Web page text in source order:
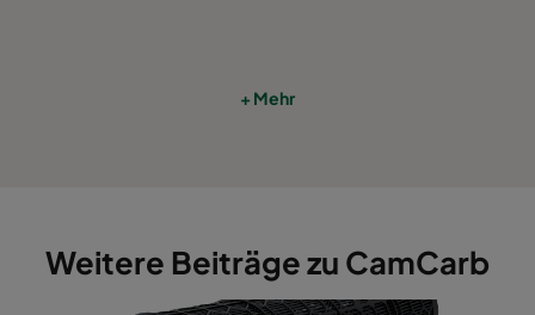
+ Mehr
Weitere Beiträge zu CamCarb